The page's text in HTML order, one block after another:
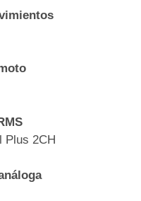
Plus 2CH